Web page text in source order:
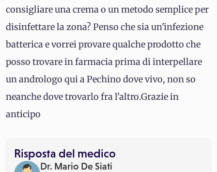
consigliare una crema o un metodo semplice per
disinfettare la zona? Penso che sia un'infezione
batterica e vorrei provare qualche prodotto che
posso trovare in farmacia prima di interpellare
un andrologo qui a Pechino dove vivo, non so
neanche dove trovarlo fra l'altro.Grazie in
anticipo
Risposta del medico
Dr. Mario De Siati